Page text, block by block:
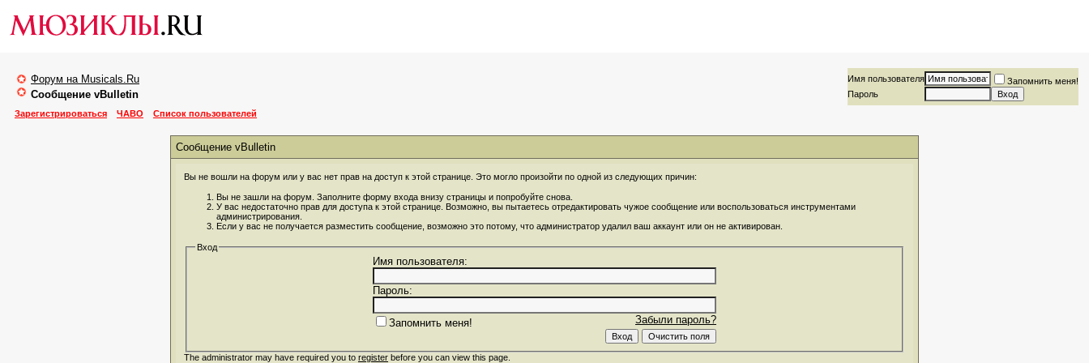
Форум на Musicals.Ru
Сообщение vBulletin
Имя пользователя
Запомнить меня!
Пароль
Зарегистрироваться
ЧАВО Список пользователей
Сообщение vBulletin
Вы не вошли на форум или у вас нет прав на доступ к этой странице. Это могло произойти по одной из следующих причин:
Вы не зашли на форум. Заполните форму входа внизу страницы и попробуйте снова.
У вас недостаточно прав для доступа к этой странице. Возможно, вы пытаетесь отредактировать чужое сообщение или воспользоваться инструментами
администрирования.
Если у вас не получается разместить сообщение, возможно это потому, что администратор удалил ваш аккаунт или он не активирован.
Вход
Имя пользователя:
Пароль:
Забыли пароль?
Запомнить меня!
The administrator may have required you to register before you can view this page.